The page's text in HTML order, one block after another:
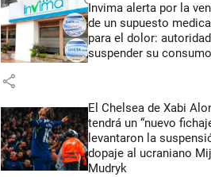
Invima alerta por la
de un supuesto
para el dolor:
suspender su consumo
share
El Chelsea de Xabi
tendrá un “nuevo
levantaron la
dopaje al ucraniano
Mudryk